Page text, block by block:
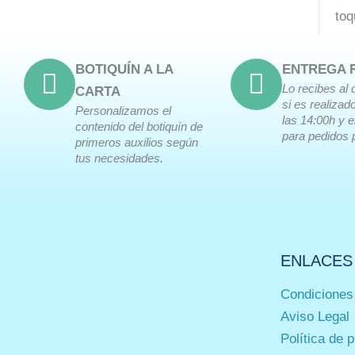
BOTIQUÍN A LA
CARTA
Personalizamos el
contenido del botiquín de
primeros auxilios según
tus necesidades.
ENTREGA
Lo recibes al
si es
las 14:00h y
para pedidos
Aviso Legal
Política de